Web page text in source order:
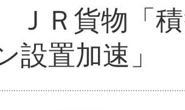
Ｒ貨物「
設置加速」